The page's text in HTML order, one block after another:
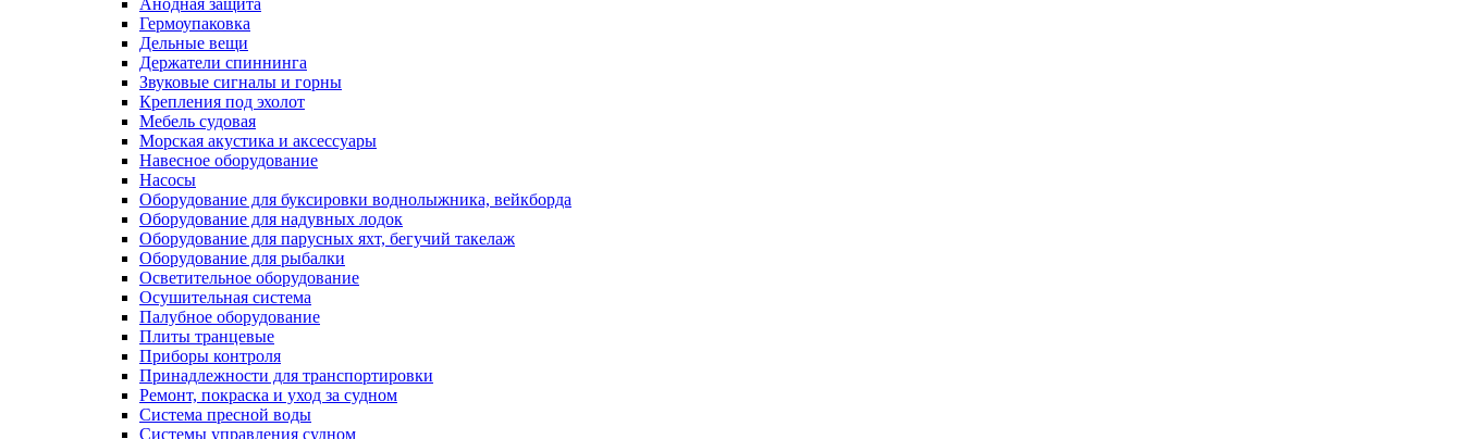
Анодная защита
Гермоупаковка
Дельные вещи
Держатели спиннинга
Звуковые сигналы и горны
Крепления под эхолот
Мебель судовая
Морская акустика и аксессуары
Навесное оборудование
Насосы
Оборудование для буксировки воднолыжника, вейкборда
Оборудование для надувных лодок
Оборудование для парусных яхт, бегучий такелаж
Оборудование для рыбалки
Осветительное оборудование
Осушительная система
Палубное оборудование
Плиты транцевые
Приборы контроля
Принадлежности для транспортировки
Ремонт, покраска и уход за судном
Система пресной воды
Системы управления судном